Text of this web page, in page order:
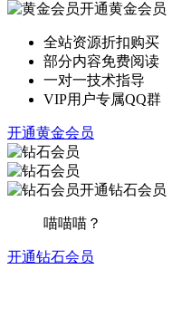
开通黄金会员
全站资源折扣购买
部分内容免费阅读
一对一技术指导
VIP用户专属QQ群
开通黄金会员
开通钻石会员
喵喵喵？
开通钻石会员